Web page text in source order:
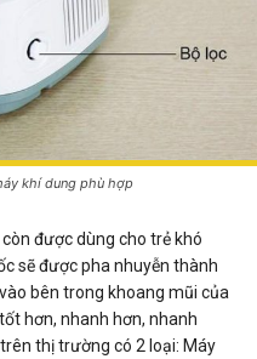
khí dung phù hợp
được dùng cho trẻ khó
sẽ được pha nhuyễn thành
bên trong khoang mũi của
hơn, nhanh hơn, nhanh
thị trường có 2 loại: Máy